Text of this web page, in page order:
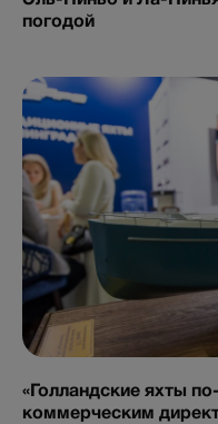
погодой
«Голландские яхты
коммерческим